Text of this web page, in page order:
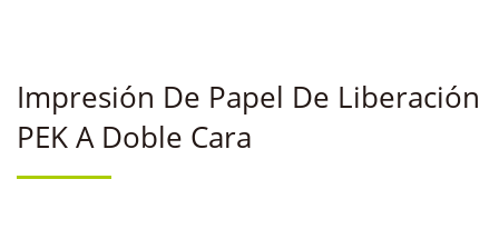
Impresión De Papel De Liberación
PEK A Doble Cara